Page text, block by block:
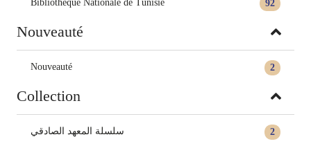
92
Bibliothèque Nationale de Tunisie
Nouveauté
2
Nouveauté
Collection
2 سلسلة المعهد الصادقي